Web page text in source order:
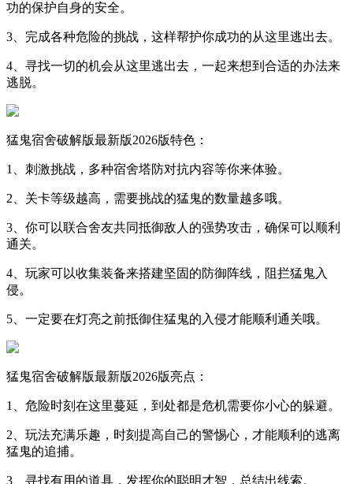
功的保护自身的安全。
3、完成各种危险的挑战，这样帮护你成功的从这里逃出去。
4、寻找一切的机会从这里逃出去，一起来想到合适的办法来
逃脱。
猛鬼宿舍破解版最新版2026版特色：
1、刺激挑战，多种宿舍塔防对抗内容等你来体验。
2、关卡等级越高，需要挑战的猛鬼的数量越多哦。
3、你可以联合舍友共同抵御敌人的强势攻击，确保可以顺利
通关。
4、玩家可以收集装备来搭建坚固的防御阵线，阻拦猛鬼入
侵。
5、一定要在灯亮之前抵御住猛鬼的入侵才能顺利通关哦。
猛鬼宿舍破解版最新版2026版亮点：
1、危险时刻在这里蔓延，到处都是危机需要你小心的躲避。
2、玩法充满乐趣，时刻提高自己的警惕心，才能顺利的逃离
猛鬼的追捕。
3、寻找有用的道具，发挥你的聪明才智，总结出线索。